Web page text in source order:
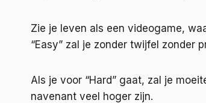
Zie je leven als een videogame,
“Easy” zal je zonder twijfel zonder
Als je voor “Hard” gaat, zal je
navenant veel hoger zijn.